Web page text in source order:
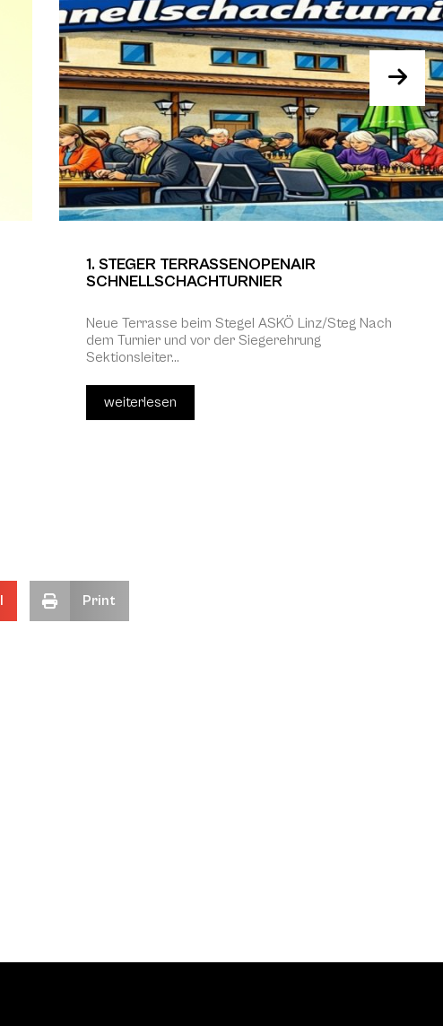
1. STEGER TERRASSENOPENAIR
SCHNELLSCHACHTURNIER
Neue Terrasse beim Stegel ASKÖ Linz/Steg Nach
dem Turnier und vor der Siegerehrung
Sektionsleiter...
weiterlesen
Print